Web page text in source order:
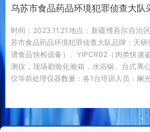
乌苏市食品药品环境犯罪侦查大队
时间：2023.11.21地点：新疆维吾尔自治
苏市食品药品环境犯罪侦查大队品牌：天
谱食品快检设备）、YIPCR02（肉类快速
测仪，现场勘验化验箱，水浴锅、台式离
仪等前处理仪器数量：各1台培训人员：阚